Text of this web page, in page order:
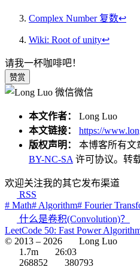
Complex Number 复数↩︎
Wiki: Root of unity↩︎
请我一杯咖啡吧！
赞赏
微信
本文作者： Long Luo
本文链接：
https://
版权声明： 本博客所有文
BY-NC-SA 许可协议。转
欢迎关注我的其它发布渠道
RSS
# Math# Algorithm# Fourier
什么是卷积(Convolution)？
LeetCode 50: Fast Power
© 2013 – 2026
Long Luo
1.7m
26:03
268852
380793